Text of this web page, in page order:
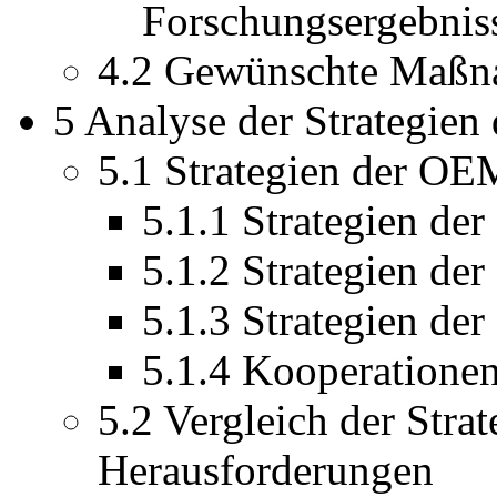
4.2 Gewünschte
5 Analyse der
5.1 Strategien der
5.1.1 Strategien
5.1.2 Strategien
5.1.3 Strategien
5.1.4
5.2 Vergleich der
Herausforderungen